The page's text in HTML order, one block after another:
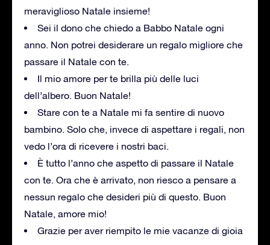
meraviglioso Natale insieme!
Sei il dono che chiedo a Babbo Natale ogni
anno. Non potrei desiderare un regalo migliore che
passare il Natale con te.
Il mio amore per te brilla più delle luci
dell’albero. Buon Natale!
Stare con te a Natale mi fa sentire di nuovo
bambino. Solo che, invece di aspettare i regali, non
vedo l’ora di ricevere i nostri baci.
È tutto l’anno che aspetto di passare il Natale
con te. Ora che è arrivato, non riesco a pensare a
nessun regalo che desideri più di questo. Buon
Natale, amore mio!
Grazie per aver riempito le mie vacanze di gioia